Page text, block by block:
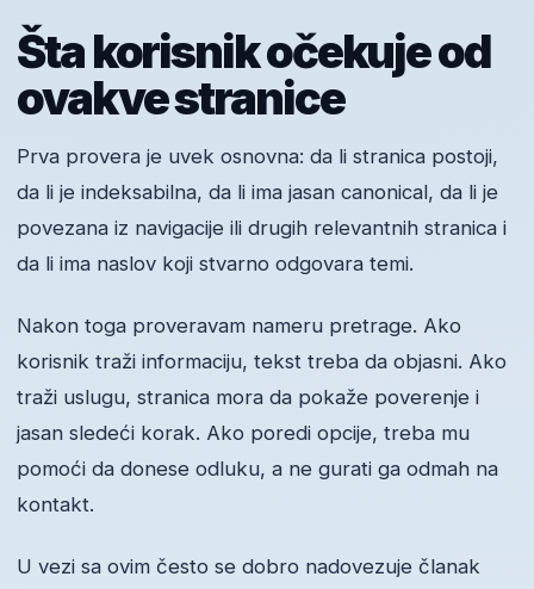
Šta korisnik očekuje od
ovakve stranice
Prva provera je uvek osnovna: da li stranica postoji,
da li je indeksabilna, da li ima jasan canonical, da li je
povezana iz navigacije ili drugih relevantnih stranica i
da li ima naslov koji stvarno odgovara temi.
Nakon toga proveravam nameru pretrage. Ako
korisnik traži informaciju, tekst treba da objasni. Ako
traži uslugu, stranica mora da pokaže poverenje i
jasan sledeći korak. Ako poredi opcije, treba mu
pomoći da donese odluku, a ne gurati ga odmah na
kontakt.
U vezi sa ovim često se dobro nadovezuje članak